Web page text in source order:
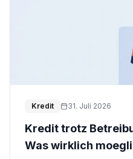
Kredit 31. Juli 2026
Kredit trotz
Was wirklich